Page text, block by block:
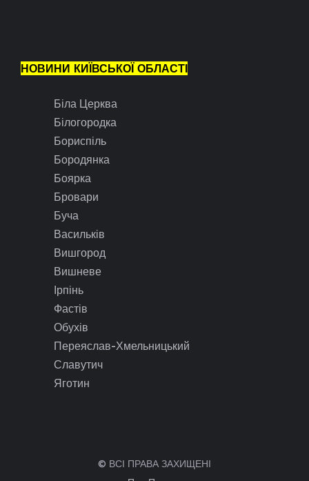
НОВИНИ КИЇВСЬКОЇ ОБЛАСТІ
Біла Церква
Білогородка
Бориспіль
Бородянка
Боярка
Бровари
Буча
Васильків
Вишгород
Вишневе
Ірпінь
Фастів
Обухів
Переяслав-Хмельницький
Славутич
Яготин
© ВСІ ПРАВА ЗАХИЩЕНІ